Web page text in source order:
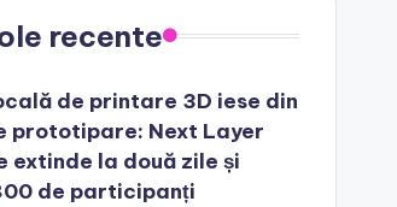
recente
de printare 3D iese din
prototipare: Next Layer
extinde la două zile și
de participanți